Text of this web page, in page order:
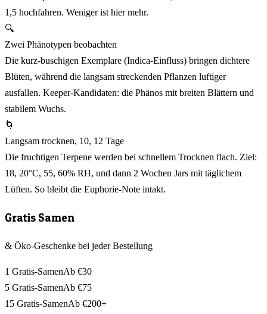
1,5 hochfahren. Weniger ist hier mehr.
🔍
Zwei Phänotypen beobachten
Die kurz-buschigen Exemplare (Indica-Einfluss) bringen dichtere
Blüten, während die langsam streckenden Pflanzen luftiger
ausfallen. Keeper-Kandidaten: die Phänos mit breiten Blättern und
stabilem Wuchs.
🌀
Langsam trocknen, 10, 12 Tage
Die fruchtigen Terpene werden bei schnellem Trocknen flach. Ziel:
18, 20°C, 55, 60% RH, und dann 2 Wochen Jars mit täglichem
Lüften. So bleibt die Euphorie-Note intakt.
Gratis Samen
& Öko-Geschenke bei jeder Bestellung
1 Gratis-SamenAb €30
5 Gratis-SamenAb €75
15 Gratis-SamenAb €200+